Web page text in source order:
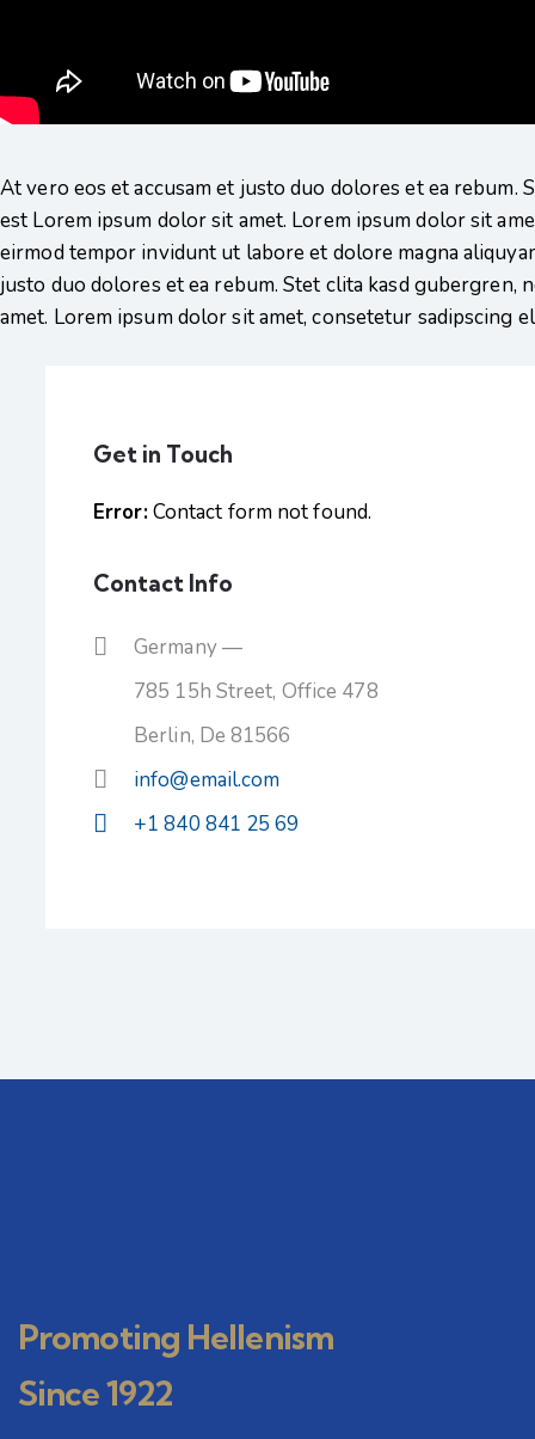
At vero eos et accusam et justo duo dolores et ea rebum.
est Lorem ipsum dolor sit amet. Lorem ipsum dolor sit
eirmod tempor invidunt ut labore et dolore magna
justo duo dolores et ea rebum. Stet clita kasd gubergren,
amet. Lorem ipsum dolor sit amet, consetetur sadipscing
Get in Touch
Error:Contact form not found.
Contact Info
Germany —
785 15h Street, Office 478
Berlin, De 81566
info@email.com
+1 840 841 25 69
Promoting Hellenism
Since 1922